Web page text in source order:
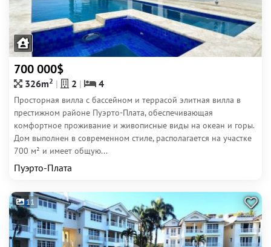
700 000$
326m2 2 4
Просторная вилла с бассейном и террасой элитная вилла в
престижном районе Пуэрто-Плата, обеспечивающая
комфортное проживание и живописные виды на океан и горы.
Дом выполнен в современном стиле, располагается на участке
700 м² и имеет общую...
Пуэрто-Плата
11